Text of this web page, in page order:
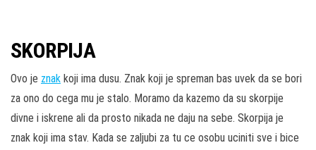
SKORPIJA
Ovo je znak koji ima dusu. Znak koji je spreman bas uvek da se bori
za ono do cega mu je stalo. Moramo da kazemo da su skorpije
divne i iskrene ali da prosto nikada ne daju na sebe. Skorpija je
znak koji ima stav. Kada se zaljubi za tu ce osobu uciniti sve i bice